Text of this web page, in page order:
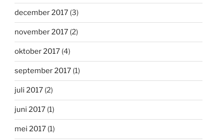
december 2017 (3)
november 2017 (2)
oktober 2017 (4)
september 2017 (1)
juli 2017 (2)
juni 2017 (1)
mei 2017 (1)